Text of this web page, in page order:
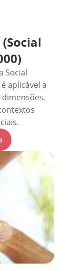
Social
aplicável a